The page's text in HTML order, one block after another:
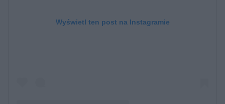
Wyświetl ten post na Instagramie